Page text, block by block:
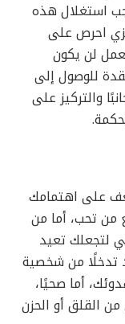
استغلال هذه
احرص على
لن يكون
للوصول إلى
والتركيز على
على اهتمامك
تحب، أما من
لتجعلك تعيد
تدخلًا من شخصية
أما صحيًا،
القلق أو الحزن